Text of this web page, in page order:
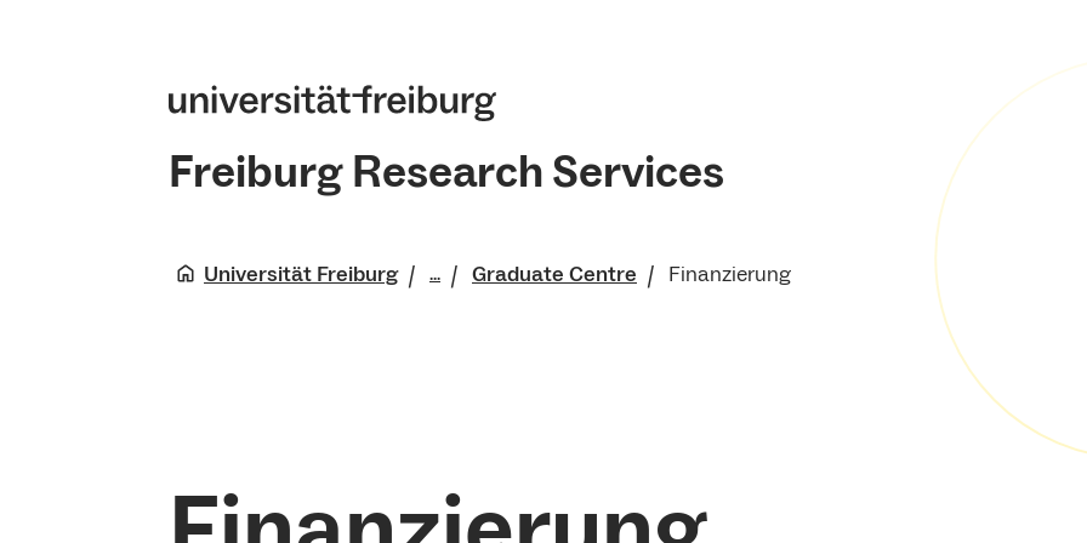
Freiburg Research Services
Universität Freiburg ... Graduate Centre Finanzierung